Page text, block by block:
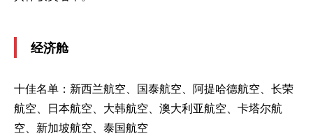
经济舱
十佳名单：新西兰航空、国泰航空、阿提哈德航空、长荣
航空、日本航空、大韩航空、澳大利亚航空、卡塔尔航
空、新加坡航空、泰国航空